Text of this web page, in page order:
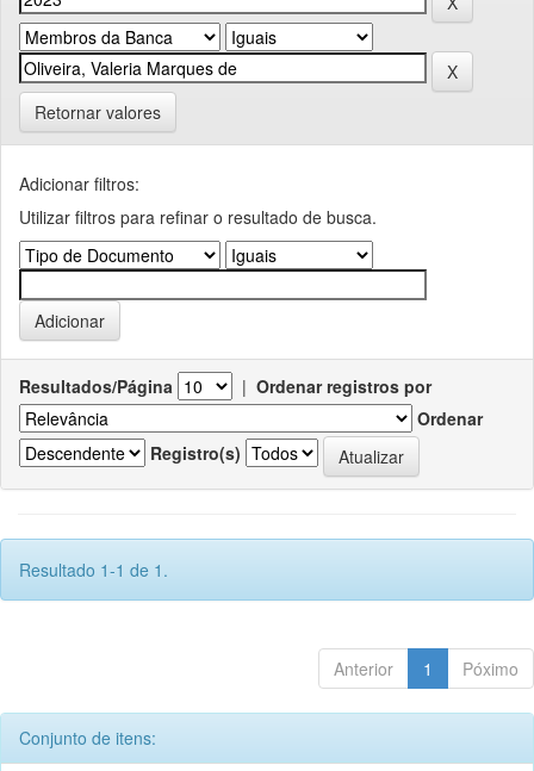
Retornar valores
Adicionar filtros:
Utilizar filtros para refinar o resultado de busca.
Resultados/Página | Ordenar registros por
Ordenar
Registro(s)
Resultado 1-1 de 1.
Anterior 1 Póximo
Conjunto de itens: